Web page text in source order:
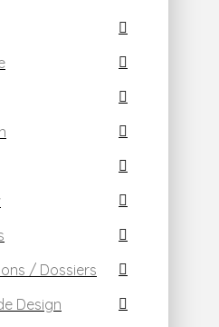
/ Dossiers
Design